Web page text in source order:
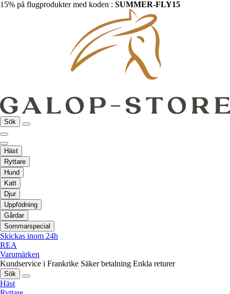
15% på flugprodukter med koden : SUMMER-FLY15
Sök
Häst
Ryttare
Hund
Katt
Djur
Uppfödning
Gårdar
Sommarspecial
Skickas inom 24h
REA
Varumärken
Kundservice i Frankrike Säker betalning Enkla returer
Sök
Häst